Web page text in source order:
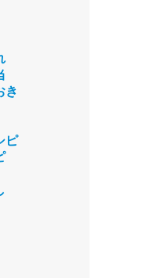
き
ピ